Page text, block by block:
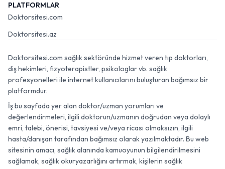
PLATFORMLAR
Doktorsitesi.com
Doktorsitesi.az
Doktorsitesi.com sağlık sektöründe hizmet veren tıp doktorları,
diş hekimleri, fizyoterapistler, psikologlar vb. sağlık
profesyonelleri ile internet kullanıcılarını buluşturan bağımsız bir
platformdur.
İş bu sayfada yer alan doktor/uzman yorumları ve
değerlendirmeleri, ilgili doktorun/uzmanın doğrudan veya dolaylı
emri, talebi, önerisi, tavsiyesi ve/veya ricası olmaksızın, ilgili
hasta/danışan tarafından bağımsız olarak yazılmaktadır. Bu web
sitesinin amacı, sağlık alanında kamuoyunun bilgilendirilmesini
sağlamak, sağlık okuryazarlığını artırmak, kişilerin sağlık